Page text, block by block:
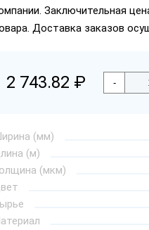
Заключительная
Доставка заказов
2 743.82 ₽ -
(мм)
(м)
(мкм)